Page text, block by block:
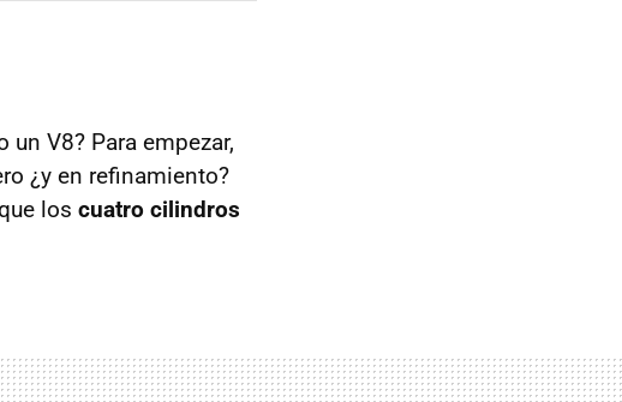
V8? Para empezar,
¿y en refinamiento?
los cuatro cilindros